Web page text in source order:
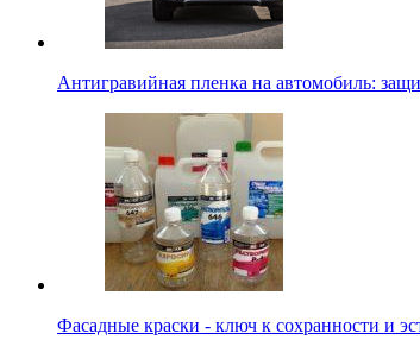
Антигравийная пленка на автомобиль:
Фасадные краски - ключ к сохранности и